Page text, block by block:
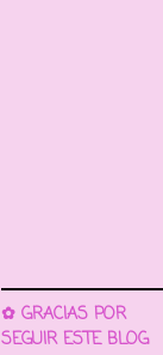
✿ GRACIAS POR
SEGUIR ESTE BLOG